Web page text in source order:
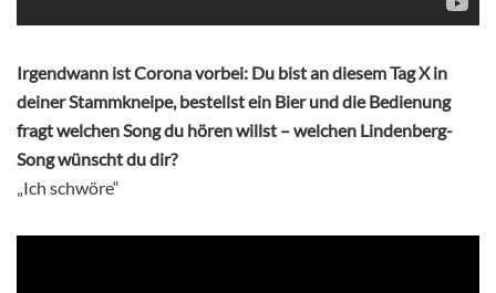
Irgendwann ist Corona vorbei: Du bist an diesem Tag X in
deiner Stammkneipe, bestellst ein Bier und die Bedienung
fragt welchen Song du hören willst – welchen Lindenberg-
Song wünscht du dir?
„Ich schwöre“